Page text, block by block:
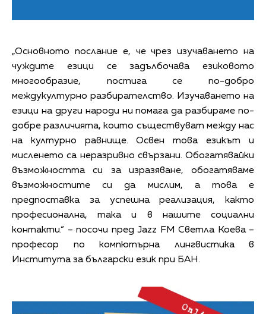
„Основното послание е, че чрез изучаването на
чуждите езици се задълбочава езиковото
многообразие, постига се по-добро
междукултурно разбирателство. Изучаването на
езици на други народи ни помага да разбираме по-
добре различията, които съществуват между нас
на културно равнище. Освен това езикът и
мисленето са неразривно свързани. Обогатявайки
възможността си за изразяване, обогатяваме
възможностите си да мислим, а това е
предпоставка за успешна реализация, както
професионална, така и в нашите социални
контакти.“ – посочи пред Jazz FM Светла Коева –
професор по компютърна лингвистика в
Института за български език при БАН.